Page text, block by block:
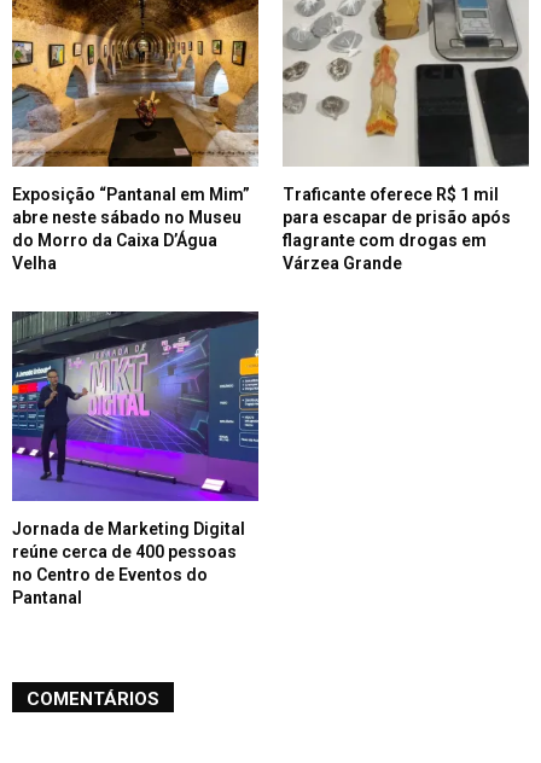
Exposição “Pantanal em Mim”
abre neste sábado no Museu
do Morro da Caixa D’Água
Velha
Traficante oferece R$ 1 mil
para escapar de prisão após
flagrante com drogas em
Várzea Grande
Jornada de Marketing Digital
reúne cerca de 400 pessoas
no Centro de Eventos do
Pantanal
COMENTÁRIOS